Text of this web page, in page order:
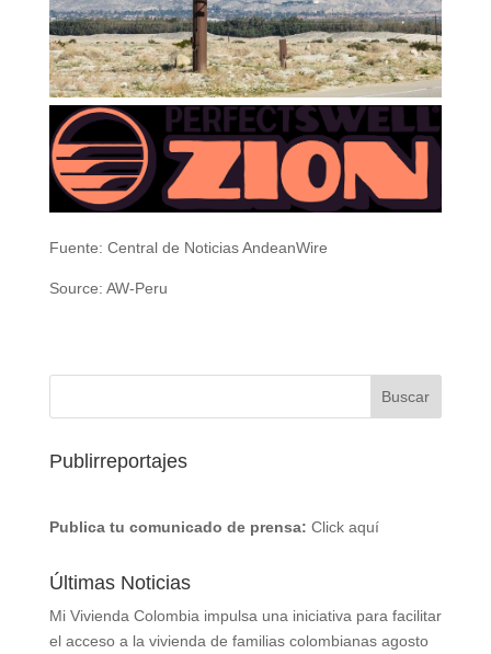
Fuente: Central de Noticias AndeanWire
Source: AW-Peru
Publirreportajes
Publica tu comunicado de prensa: Click aquí
Últimas Noticias
Mi Vivienda Colombia impulsa una iniciativa para facilitar
el acceso a la vivienda de familias colombianas agosto